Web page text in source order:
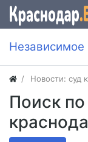
Новости: суд
Поиск по